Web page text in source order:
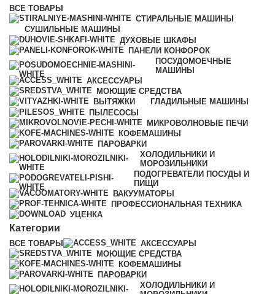
ВСЕ ТОВАРЫ
СТИРАЛЬНЫЕ МАШИНЫ
СУШИЛЬНЫЕ МАШИНЫ
ДУХОВЫЕ ШКАФЫ
ПАНЕЛИ КОНФОРОК
ПОСУДОМОЕЧНЫЕ
МАШИНЫ
АКСЕССУАРЫ
МОЮЩИЕ СРЕДСТВА
ВЫТЯЖКИ
ГЛАДИЛЬНЫЕ МАШИНЫ
ПЫЛЕСОСЫ
МИКРОВОЛНОВЫЕ ПЕЧИ
КОФЕМАШИНЫ
ПАРОВАРКИ
ХОЛОДИЛЬНИКИ И
МОРОЗИЛЬНИКИ
ПОДОГРЕВАТЕЛИ ПОСУДЫ И
ПИЩИ
ВАКУУМАТОРЫ
ПРОФЕССИОНАЛЬНАЯ ТЕХНИКА
УЦЕНКА
Категории
ВСЕ ТОВАРЫ
АКСЕССУАРЫ
МОЮЩИЕ СРЕДСТВА
КОФЕМАШИНЫ
ПАРОВАРКИ
ХОЛОДИЛЬНИКИ И